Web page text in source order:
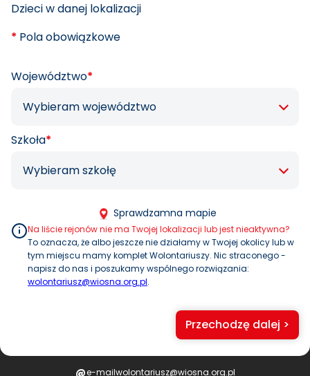
Dzieci w danej lokalizacji
* Pola obowiązkowe
Województwo*
Szkoła*
Sprawdzamna mapie
Na liście rejonów nie ma Twojej lokalizacji lub jest nieaktywna?
To oznacza, że albo jeszcze nie działamy w Twojej okolicy lub w
tym miejscu mamy komplet Wolontariuszy. Nic straconego -
napisz do nas i poszukamy wspólnego rozwiązania:
wolontariusz@wiosna.org.pl.
Przechodzę dalej >
@e-mailwolontariusz@wiosna.org.pl